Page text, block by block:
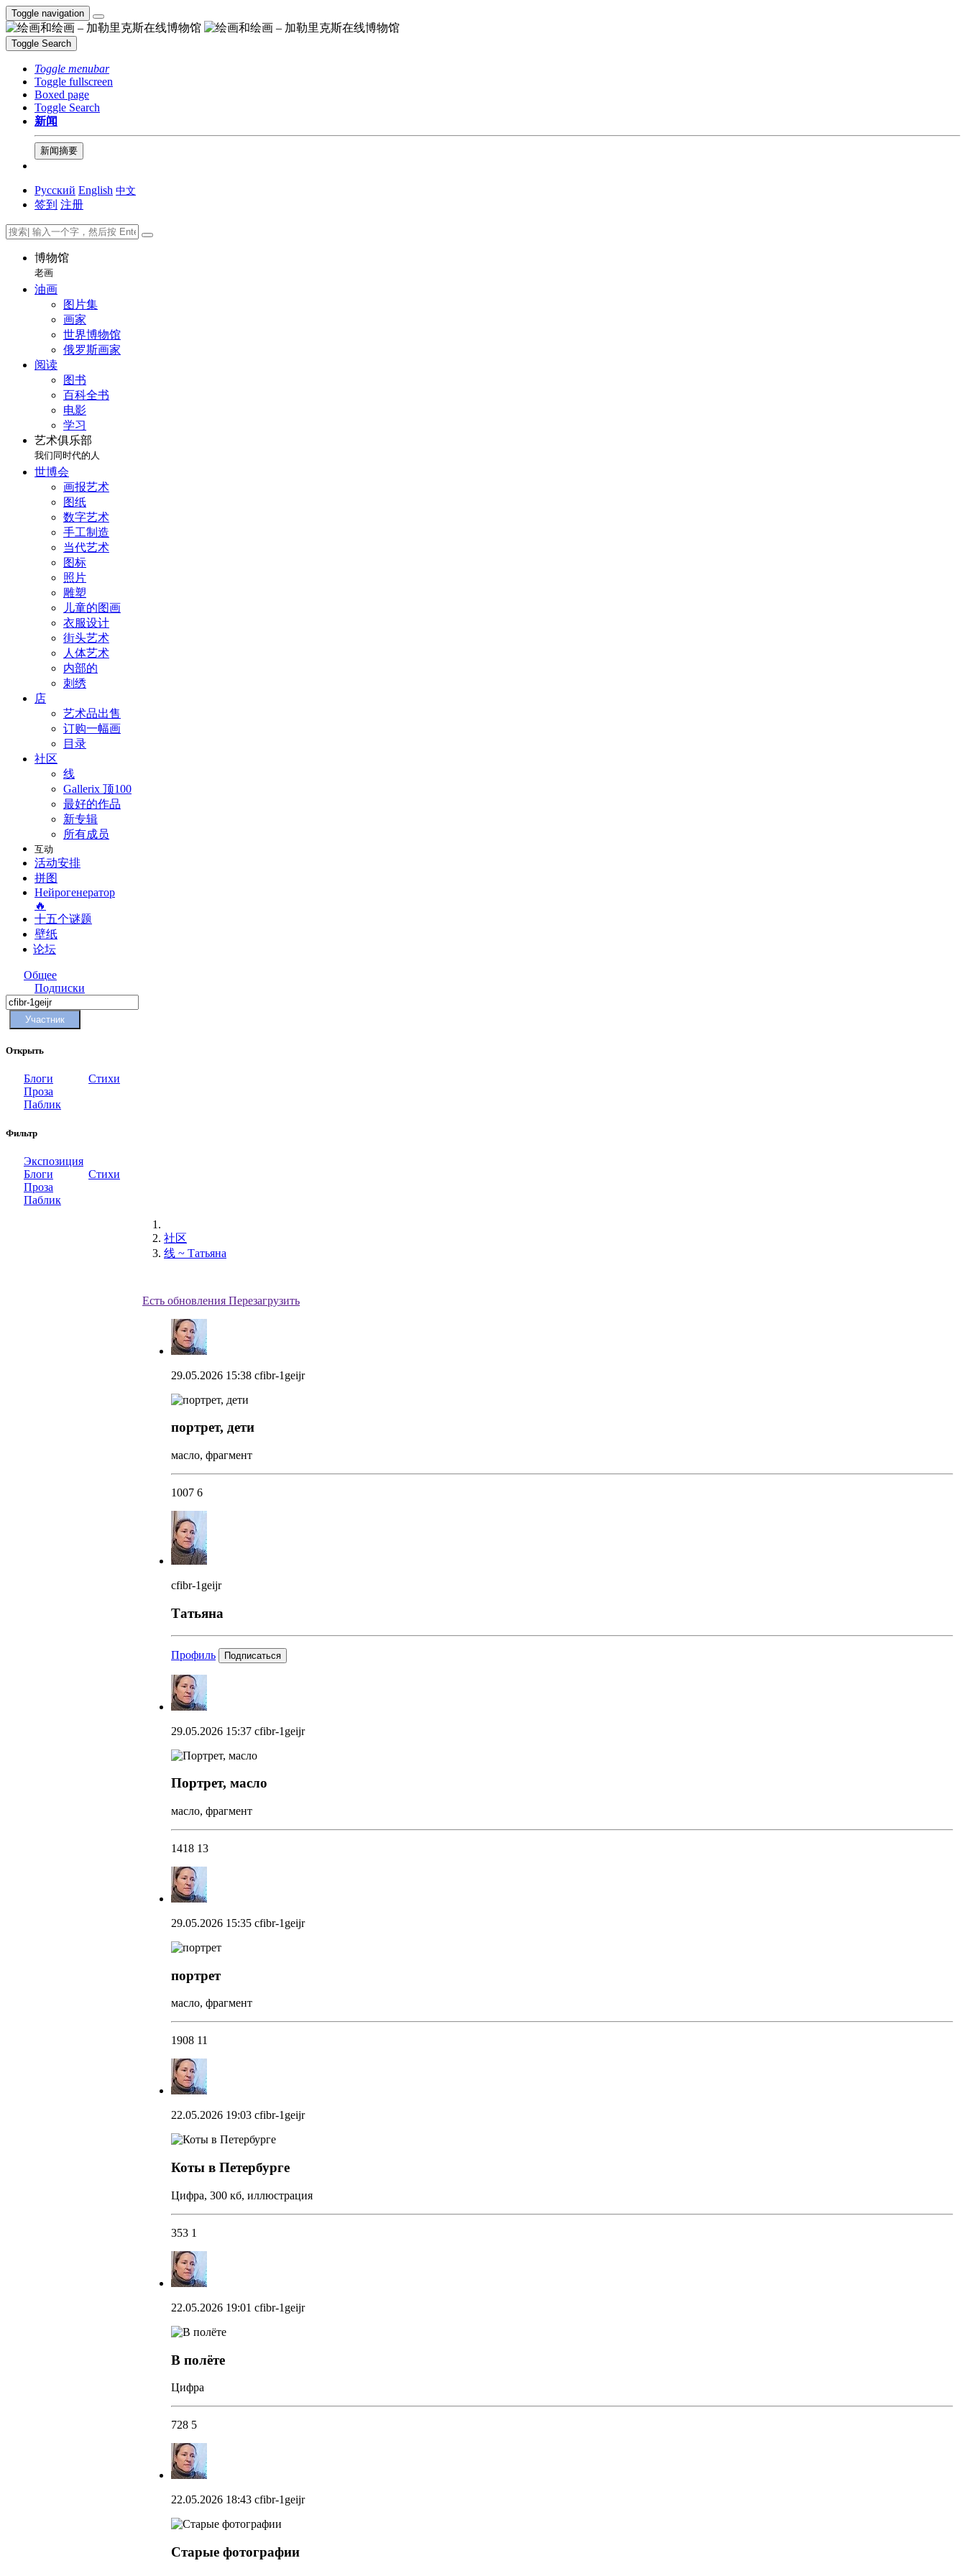
Toggle navigation
Toggle Search
Toggle menubar
Toggle fullscreen
Boxed page
Toggle Search
新闻
新闻摘要
Русский English 中文
签到 注册
博物馆
老画
油画
图片集
画家
世界博物馆
俄罗斯画家
阅读
图书
百科全书
电影
学习
艺术俱乐部
我们同时代的人
世博会
画报艺术
图纸
数字艺术
手工制造
当代艺术
图标
照片
雕塑
儿童的图画
衣服设计
街头艺术
人体艺术
内部的
刺绣
店
艺术品出售
订购一幅画
目录
社区
线
Gallerix 顶100
最好的作品
新专辑
所有成员
互动
活动安排
拼图
Нейрогенератор
🔥
十五个谜题
壁纸
论坛
Общее
Подписки
Участник
Открыть
Блоги
Стихи
Проза
Паблик
Фильтр
Экспозиция
Блоги
Стихи
Проза
Паблик
社区
线 ~ Татьяна
Есть обновления Перезагрузить
29.05.2026 15:38 cfibr-1geijr
портрет, дети
масло, фрагмент
1007 6
cfibr-1geijr
Татьяна
Профиль Подписаться
29.05.2026 15:37 cfibr-1geijr
Портрет, масло
масло, фрагмент
1418 13
29.05.2026 15:35 cfibr-1geijr
портрет
масло, фрагмент
1908 11
22.05.2026 19:03 cfibr-1geijr
Коты в Петербурге
Цифра, 300 кб, иллюстрация
353 1
22.05.2026 19:01 cfibr-1geijr
В полёте
Цифра
728 5
22.05.2026 18:43 cfibr-1geijr
Старые фотографии